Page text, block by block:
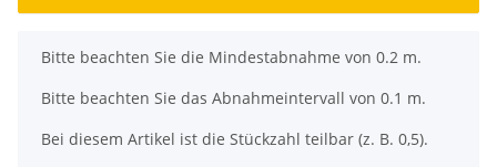
x
Bitte beachten Sie die Mindestabnahme von 0.2 m.
Bitte beachten Sie das Abnahmeintervall von 0.1 m.
Bei diesem Artikel ist die Stückzahl teilbar (z. B. 0,5).